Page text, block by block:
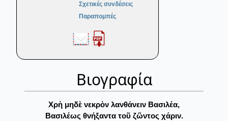
Σχετικές συνδέσεις
Παραπομπές
Βιογραφία
Χρὴ μηδὲ νεκρὸν λανθάνειν Βασιλέα,
Βασιλέως θνήξαντα τοῦ ζῶντος χάριν.